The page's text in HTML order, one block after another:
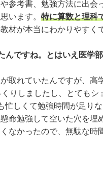
参考書、勉強方法に出
います。 特に算数と理科
が本当にわかりやす
ですね。とはいえ医学
れていたんですが、高
りしましたし、とてもシ
しくて勉強時間が足り
勉強して空いた穴を
なかったので、無駄な